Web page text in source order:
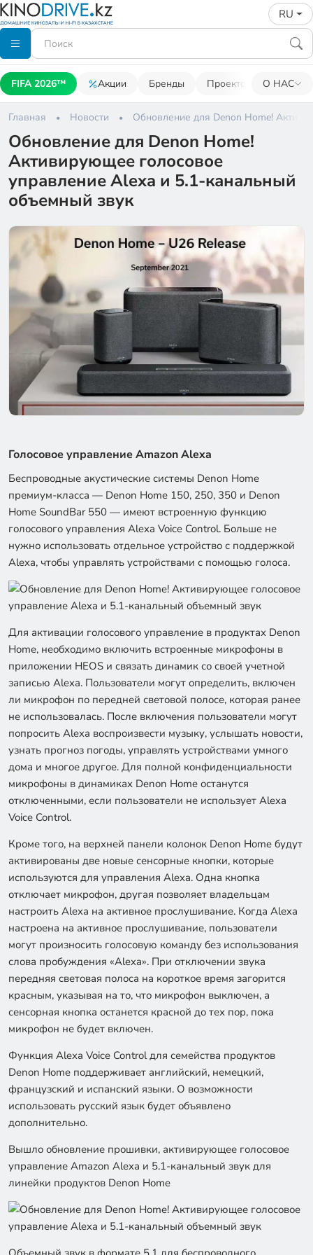
RU
FIFA 2026™ Акции Бренды Проекторы О НАС
Главная Новости Обновление для Denon Home!​
Обновление для Denon Home!​
Активирующее голосовое
управление Alexa и 5.1-канальный
объемный звук
Голосовое управление Amazon Alexa
Беспроводные акустические системы Denon Home
премиум-класса — Denon Home 150, 250, 350 и Denon
Home SoundBar 550 — имеют встроенную функцию
голосового управления Alexa Voice Control. Больше не
нужно использовать отдельное устройство с поддержкой
Alexa, чтобы управлять устройствами с помощью голоса.
Для активации голосового управление в продуктах Denon
Home, необходимо включить встроенные микрофоны в
приложении HEOS и связать динамик со своей учетной
записью Alexa. Пользователи могут определить, включен
ли микрофон по передней световой полосе, которая ранее
не использовалась. После включения пользователи могут
попросить Alexa воспроизвести музыку, услышать новости,
узнать прогноз погоды, управлять устройствами умного
дома и многое другое. Для полной конфиденциальности
микрофоны в динамиках Denon Home останутся
отключенными, если пользователи не использует Alexa
Voice Control.
Кроме того, на верхней панели колонок Denon Home будут
активированы две новые сенсорные кнопки, которые
используются для управления Alexa. Одна кнопка
отключает микрофон, другая позволяет владельцам
настроить Alexa на активное прослушивание. Когда Alexa
настроена на активное прослушивание, пользователи
могут произносить голосовую команду без использования
слова пробуждения «Alexa». При отключении звука
передняя световая полоса на короткое время загорится
красным, указывая на то, что микрофон выключен, а
сенсорная кнопка останется красной до тех пор, пока
микрофон не будет включен.
Функция Alexa Voice Control для семейства продуктов
Denon Home поддерживает английский, немецкий,
французский и испанский языки. О возможности
использовать русский язык будет объявлено
дополнительно.
Вышло обновление прошивки, активирующее голосовое
управление Amazon Alexa и 5.1-канальный звук для
линейки продуктов Denon Home